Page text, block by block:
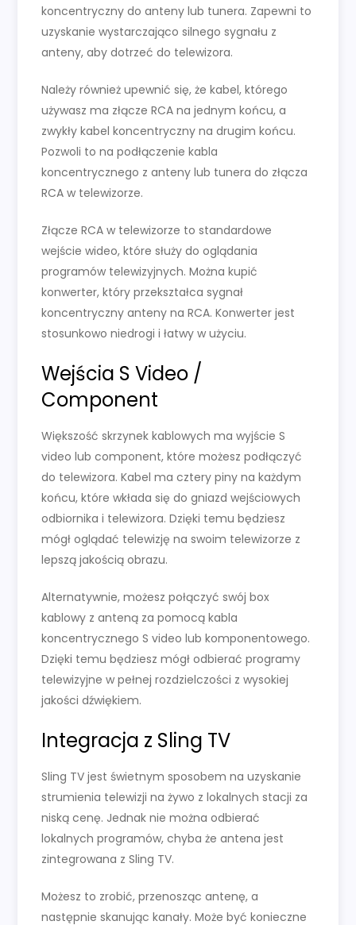
koncentryczny do anteny lub tunera. Zapewni to
uzyskanie wystarczająco silnego sygnału z
anteny, aby dotrzeć do telewizora.
Należy również upewnić się, że kabel, którego
używasz ma złącze RCA na jednym końcu, a
zwykły kabel koncentryczny na drugim końcu.
Pozwoli to na podłączenie kabla
koncentrycznego z anteny lub tunera do złącza
RCA w telewizorze.
Złącze RCA w telewizorze to standardowe
wejście wideo, które służy do oglądania
programów telewizyjnych. Można kupić
konwerter, który przekształca sygnał
koncentryczny anteny na RCA. Konwerter jest
stosunkowo niedrogi i łatwy w użyciu.
Wejścia S Video /
Component
Większość skrzynek kablowych ma wyjście S
video lub component, które możesz podłączyć
do telewizora. Kabel ma cztery piny na każdym
końcu, które wkłada się do gniazd wejściowych
odbiornika i telewizora. Dzięki temu będziesz
mógł oglądać telewizję na swoim telewizorze z
lepszą jakością obrazu.
Alternatywnie, możesz połączyć swój box
kablowy z anteną za pomocą kabla
koncentrycznego S video lub komponentowego.
Dzięki temu będziesz mógł odbierać programy
telewizyjne w pełnej rozdzielczości z wysokiej
jakości dźwiękiem.
Integracja z Sling TV
Sling TV jest świetnym sposobem na uzyskanie
strumienia telewizji na żywo z lokalnych stacji za
niską cenę. Jednak nie można odbierać
lokalnych programów, chyba że antena jest
zintegrowana z Sling TV.
Możesz to zrobić, przenosząc antenę, a
następnie skanując kanały. Może być konieczne